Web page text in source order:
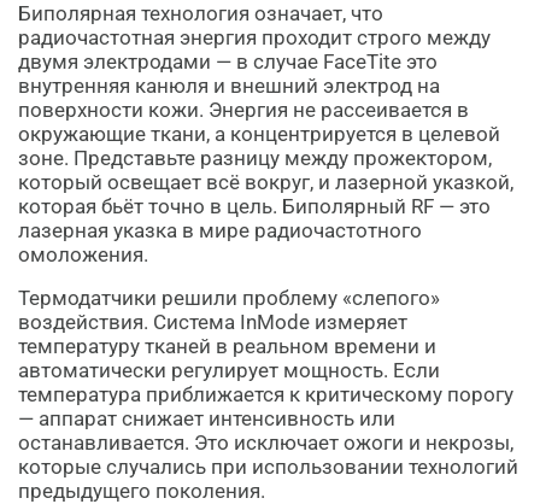
Биполярная технология означает, что
радиочастотная энергия проходит строго между
двумя электродами — в случае FaceTite это
внутренняя канюля и внешний электрод на
поверхности кожи. Энергия не рассеивается в
окружающие ткани, а концентрируется в целевой
зоне. Представьте разницу между прожектором,
который освещает всё вокруг, и лазерной указкой,
которая бьёт точно в цель. Биполярный RF — это
лазерная указка в мире радиочастотного
омоложения.
Термодатчики решили проблему «слепого»
воздействия. Система InMode измеряет
температуру тканей в реальном времени и
автоматически регулирует мощность. Если
температура приближается к критическому порогу
— аппарат снижает интенсивность или
останавливается. Это исключает ожоги и некрозы,
которые случались при использовании технологий
предыдущего поколения.